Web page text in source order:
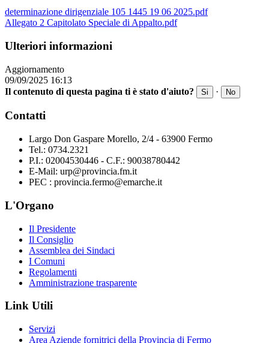
determinazione dirigenziale 105 1445 19 06 2025.pdf
Allegato 2 Capitolato Speciale di Appalto.pdf
Ulteriori informazioni
Aggiornamento
09/09/2025 16:13
Il contenuto di questa pagina ti è stato d'aiuto?
Si · No
Contatti
Largo Don Gaspare Morello, 2/4 - 63900 Fermo
Tel.: 0734.2321
P.I.: 02004530446 - C.F.: 90038780442
E-Mail: urp@provincia.fm.it
PEC : provincia.fermo@emarche.it
L'Organo
Il Presidente
Il Consiglio
Assemblea dei Sindaci
I Comuni
Regolamenti
Amministrazione trasparente
Link Utili
Servizi
Area Aziende fornitrici della Provincia di Fermo